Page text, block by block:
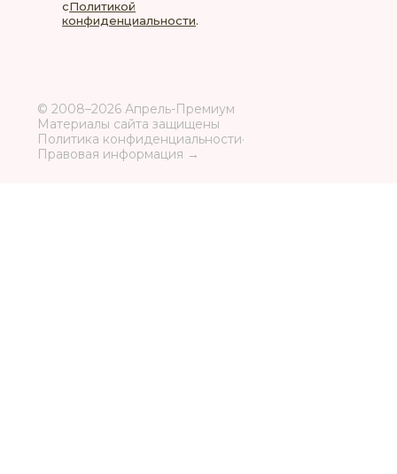
сПолитикой
конфиденциальности.
© 2008–2026 Апрель-Премиум
Материалы сайта защищены
Политика конфиденциальности·
Правовая информация →